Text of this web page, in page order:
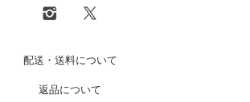
配送・送料について
返品について